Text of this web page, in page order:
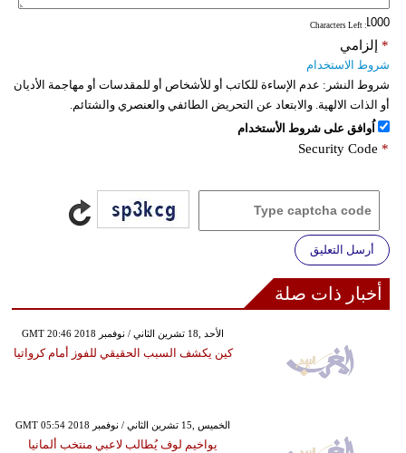
: Characters Left
إلزامي *
شروط الاستخدام
شروط النشر: عدم الإساءة للكاتب أو للأشخاص أو للمقدسات أو مهاجمة الأديان
أو الذات الالهية. والابتعاد عن التحريض الطائفي والعنصري والشتائم.
اُوافق على شروط الأستخدام
Security Code *
أرسل التعليق
أخبار ذات صلة
GMT 20:46 2018 الأحد ,18 تشرين الثاني / نوفمبر
كين يكشف السبب الحقيقي للفوز أمام كرواتيا
GMT 05:54 2018 الخميس ,15 تشرين الثاني / نوفمبر
يواخيم لوف يُطالب لاعبي منتخب ألمانيا